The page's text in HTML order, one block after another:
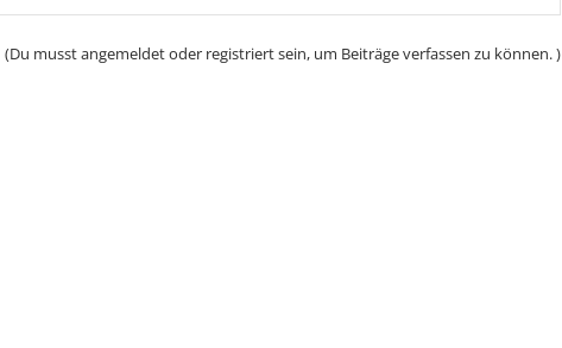
(Du musst angemeldet oder registriert sein, um Beiträge verfassen zu können. )